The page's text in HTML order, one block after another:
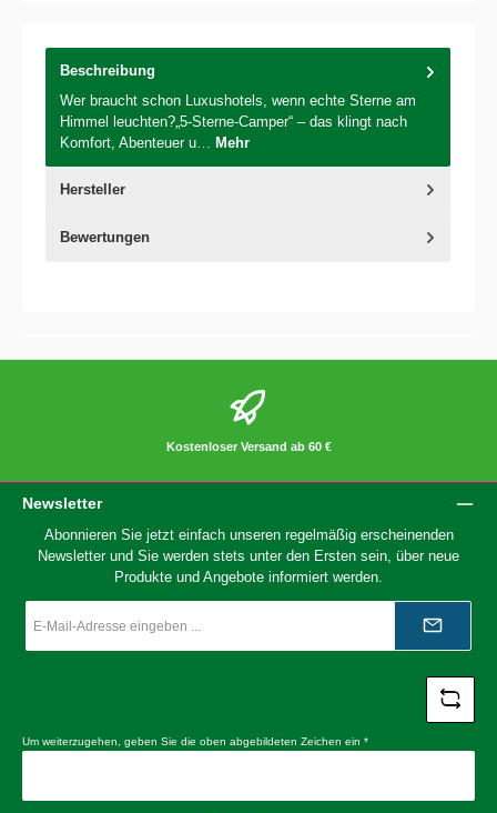
Beschreibung
Wer braucht schon Luxushotels, wenn echte Sterne am
Himmel leuchten?„5-Sterne-Camper“ – das klingt nach
Komfort, Abenteuer u… Mehr
Hersteller
Bewertungen
Kostenloser Versand ab 60 €
Newsletter
Abonnieren Sie jetzt einfach unseren regelmäßig erscheinenden
Newsletter und Sie werden stets unter den Ersten sein, über neue
Produkte und Angebote informiert werden.
Mail-
*
Um weiterzugehen, geben Sie die oben abgebildeten Zeichen ein *